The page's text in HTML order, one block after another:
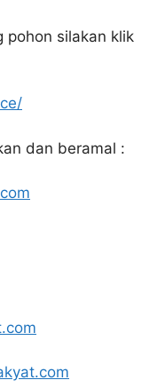
pohon silakan klik
dan beramal :